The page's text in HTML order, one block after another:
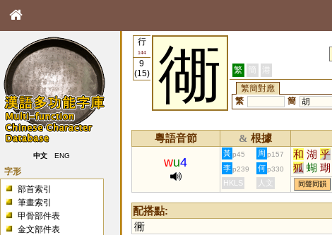
中文 ENG
字形
部首索引
筆畫索引
甲骨部件表
金文部件表
行
144
9
(15)
衚 繁 簡 港
繁簡對應
繁
簡 胡
粵語音節 & 根據
wu4
黃 p45 周 p157 和 湖 乎
狐 蝴 瑚
媩 鶦 魱
李 p239 何 p330
HKLS 人文 同聲同韻
配搭點:
衕